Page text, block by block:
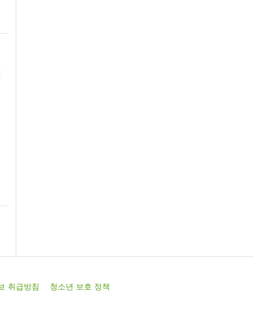
취급방침
청소년 보호 정책